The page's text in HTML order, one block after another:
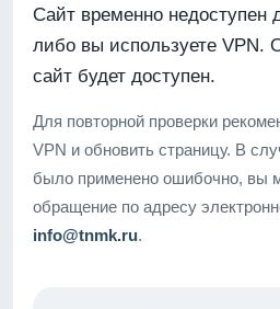
Сайт временно недоступен
либо вы используете VPN.
сайт будет доступен.
Для повторной проверки
VPN и обновить страницу. В
было применено ошибочно, вы
обращение по адресу
info@tnmk.ru.